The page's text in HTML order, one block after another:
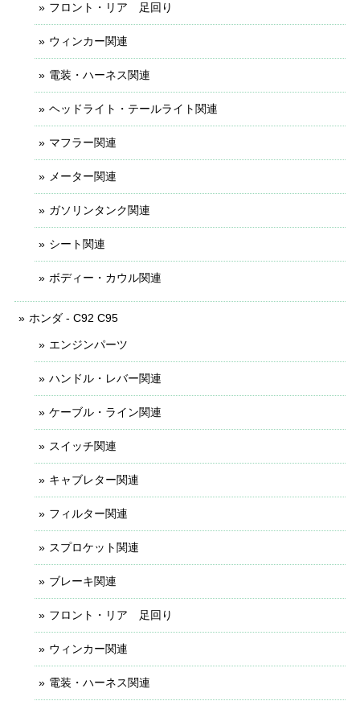
フロント・リア 足回り
ウィンカー関連
電装・ハーネス関連
ヘッドライト・テールライト関連
マフラー関連
メーター関連
ガソリンタンク関連
シート関連
ボディー・カウル関連
ホンダ - C92 C95
エンジンパーツ
ハンドル・レバー関連
ケーブル・ライン関連
スイッチ関連
キャブレター関連
フィルター関連
スプロケット関連
ブレーキ関連
フロント・リア 足回り
ウィンカー関連
電装・ハーネス関連